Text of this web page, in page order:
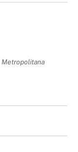
Metropolitana